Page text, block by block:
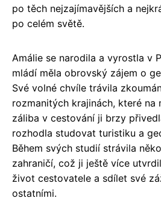
po těch nejzajímavějších a
po celém světě.
Amálie se narodila a vyrostla v
mládí měla obrovský zájem o
Své volné chvíle trávila
rozmanitých krajinách, které na
záliba v cestování ji brzy
rozhodla studovat turistiku a
Během svých studií strávila
zahraničí, což ji ještě více
život cestovatele a sdílet své
ostatními.